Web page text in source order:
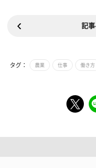
記
タグ： 農業 仕事 働き方